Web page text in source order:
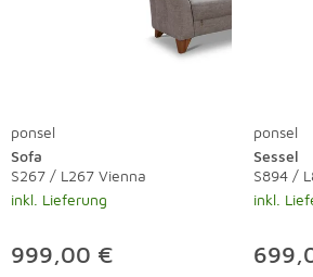
ponsel
Sofa
S267 / L267 Vienna
inkl. Lieferung
999,00 €
ponsel
Sessel
S894 /
inkl.